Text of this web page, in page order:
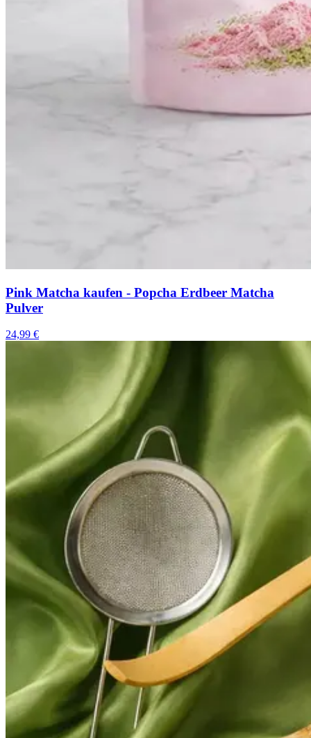
Pink Matcha kaufen - Popcha Erdbeer Matcha
Pulver
24,99 €